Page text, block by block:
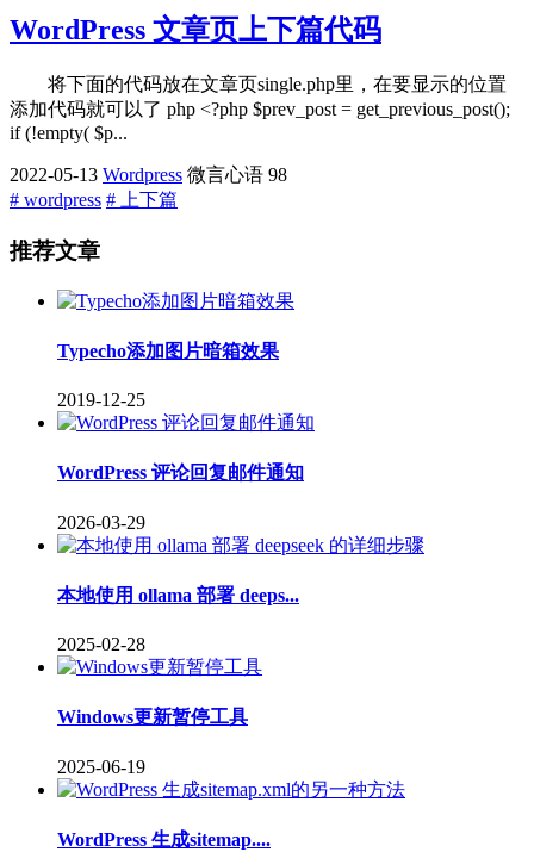
WordPress 文章页上下篇代码
将下面的代码放在文章页single.php里，在要显示的位置
添加代码就可以了 php <?php $prev_post = get_previous_post();
if (!empty( $p...
2022-05-13 Wordpress 微言心语 98
# wordpress # 上下篇
推荐文章
Typecho添加图片暗箱效果
2019-12-25
WordPress 评论回复邮件通知
2026-03-29
本地使用 ollama 部署 deeps...
2025-02-28
Windows更新暂停工具
2025-06-19
WordPress 生成sitemap....